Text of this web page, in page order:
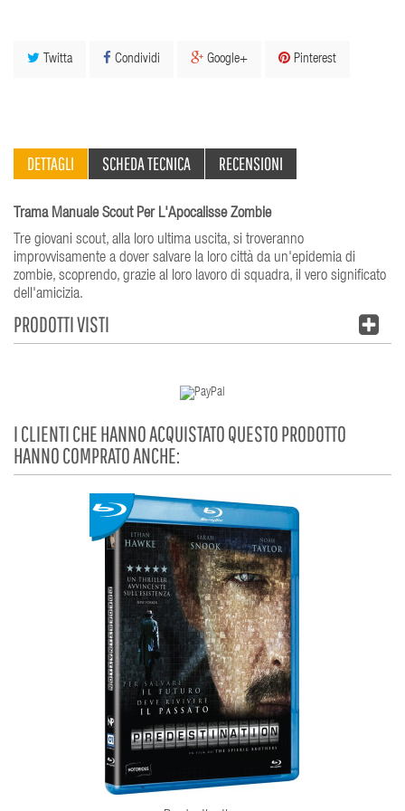
Twitta Condividi Google+ Pinterest
DETTAGLI SCHEDA TECNICA RECENSIONI
Trama Manuale Scout Per L'Apocalisse Zombie
Tre giovani scout, alla loro ultima uscita, si troveranno
improvvisamente a dover salvare la loro città da un'epidemia di
zombie, scoprendo, grazie al loro lavoro di squadra, il vero significato
dell'amicizia.
PRODOTTI VISTI
I CLIENTI CHE HANNO ACQUISTATO QUESTO PRODOTTO
HANNO COMPRATO ANCHE: